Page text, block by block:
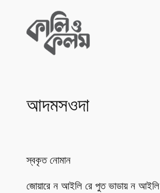
content
আদমসওদা
স্বকৃত নোমান
জোয়ারে ন আইলি রে পুত ভাডায় ন আইলি